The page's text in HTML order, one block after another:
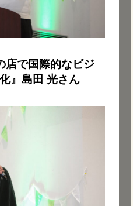
店で国際的なビジ
』島田 光さん